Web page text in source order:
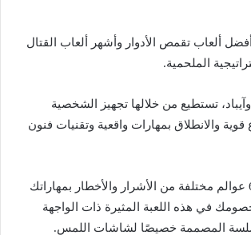
ألعاب تقمص الأدوار وأشهر ألعاب القتال
الملحمية.
تستطيع من خلالها تجهيز الشخصية
والانطلاق بمهارات واقعية وتقنيات فنون
تجاوز العقبات في 6 عوالم مختلفة من الأشرار والأخطار بمهاراتك
في هذه اللعبة المثيرة ذات الواجهة
السلسة المصممة خصيصًا لشاشات اللمس.